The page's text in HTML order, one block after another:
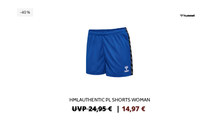
-40%
HMLAUTHENTIC PL SHORTS WOMAN
UVP 24,95 € | 14,97 €